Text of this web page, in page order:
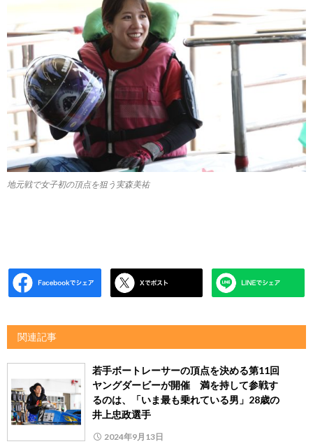
地元戦で女子初の頂点を狙う実森美祐
関連記事
若手ボートレーサーの頂点を決める第11回
ヤングダービーが開催 満を持して参戦す
るのは、「いま最も乗れている男」28歳の
井上忠政選手
2024年9月13日